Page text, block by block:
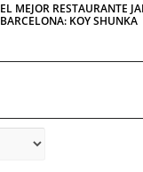
EL MEJOR RESTAURANTE
BARCELONA: KOY SHUNKA